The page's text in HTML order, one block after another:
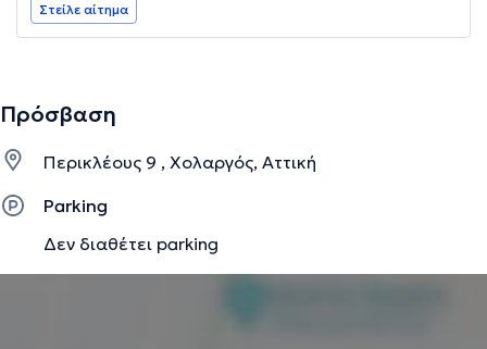
Στείλε αίτημα
Πρόσβαση
Περικλέους 9 , Χολαργός, Αττική
Parking
Δεν διαθέτει parking